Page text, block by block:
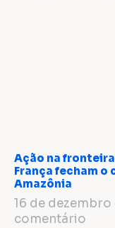
Ação na
França fecham o
Amazônia
16 de dezembro
comentário